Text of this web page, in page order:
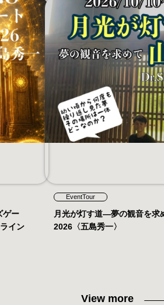
ゲー
イン
EventTour
月光が灯す道—夢の観音を求
2026〈五島秀一〉
View more